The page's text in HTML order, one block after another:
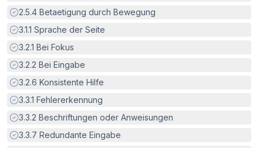
Erfüllt:
2.5.4 Betaetigung durch Bewegung
Erfüllt:
3.1.1 Sprache der Seite
Erfüllt:
3.2.1 Bei Fokus
Erfüllt:
3.2.2 Bei Eingabe
Erfüllt:
3.2.6 Konsistente Hilfe
Erfüllt:
3.3.1 Fehlererkennung
Erfüllt:
3.3.2 Beschriftungen oder Anweisungen
Erfüllt:
3.3.7 Redundante Eingabe